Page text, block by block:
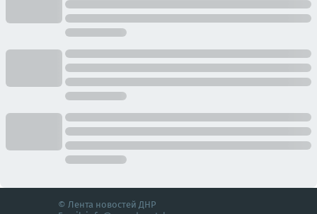
© Лента новостей ДНР